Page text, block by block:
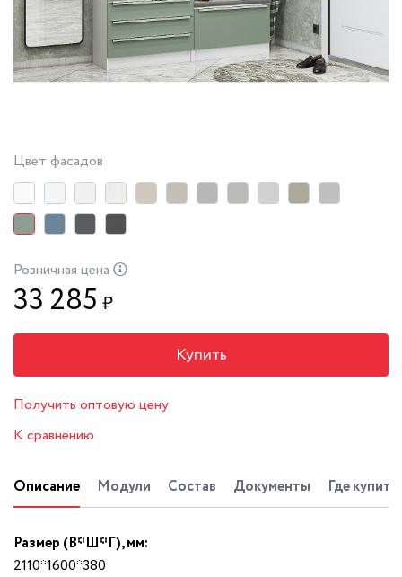
Цвет фасадов
Розничная цена
33 285 ₽
Купить
Получить оптовую цену
К сравнению
Описание Модули Состав Документы Где
Размер (В*Ш*Г), мм:
2110*1600*380